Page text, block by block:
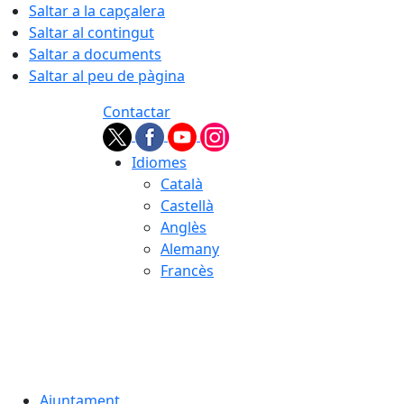
Saltar a la capçalera
Saltar al contingut
Saltar a documents
Saltar al peu de pàgina
Contactar
Idiomes
Català
Castellà
Anglès
Alemany
Francès